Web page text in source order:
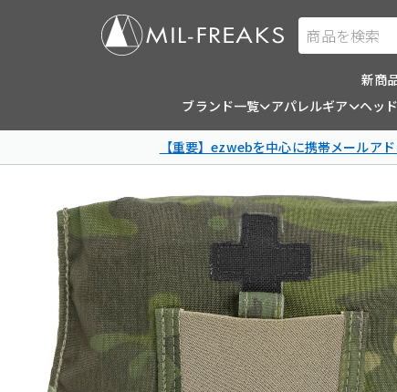
商品を検索
新商
ブランド一覧
アパレルギア ヘッ
【重要】ezwebを中心に携帯メールア